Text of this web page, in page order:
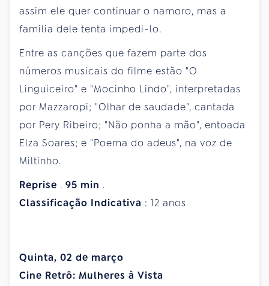
assim ele quer continuar o namoro, mas a
família dele tenta impedi-lo.
Entre as canções que fazem parte dos
números musicais do filme estão "O
Linguiceiro" e "Mocinho Lindo", interpretadas
por Mazzaropi; "Olhar de saudade", cantada
por Pery Ribeiro; "Não ponha a mão", entoada
Elza Soares; e "Poema do adeus", na voz de
Miltinho.
Reprise . 95 min .
Classificação Indicativa : 12 anos
Quinta, 02 de março
Cine Retrô: Mulheres à Vista